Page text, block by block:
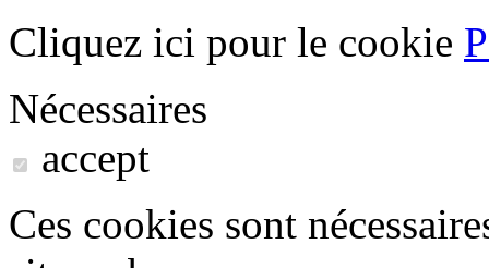
Cliquez ici pour le cookie
Nécessaires
accept
Ces cookies sont